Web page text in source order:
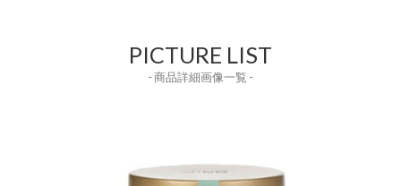
PICTURE LIST
- 商品詳細画像一覧 -